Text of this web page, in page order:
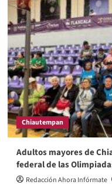
Chiautempan
Adultos mayores de
federal de las
Redacción Ahora Infórmate